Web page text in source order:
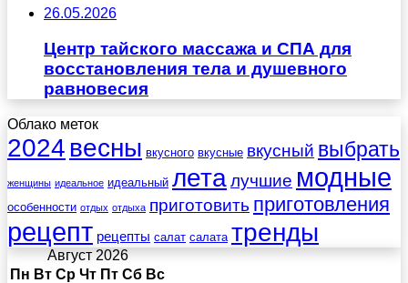
26.05.2026
Центр тайского массажа и СПА для
восстановления тела и душевного
равновесия
Облако меток
2024 весны вкусного вкусные вкусный выбрать
женщины идеальное идеальный леталучшие модные
особенности отдых отдыха приготовить приготовления
рецепт рецепты салат салата тренды
Август 2026
Пн Вт Ср Чт Пт Сб Вс